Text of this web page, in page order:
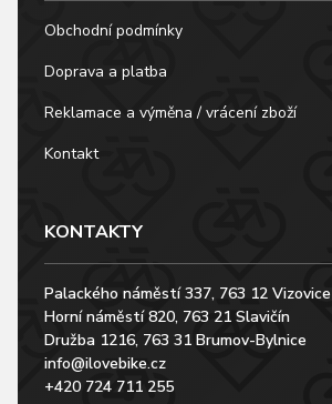
Obchodní podmínky
Doprava a platba
Reklamace a výměna / vrácení zboží
Kontakt
KONTAKTY
Palackého náměstí 337, 763 12 Vizovice
Horní náměstí 820, 763 21 Slavičín
Družba 1216, 763 31 Brumov-Bylnice
info@ilovebike.cz
+420 724 711 255